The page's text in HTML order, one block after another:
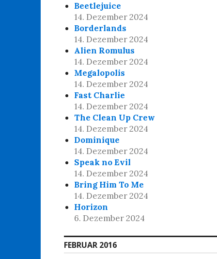
Beetlejuice
14. Dezember 2024
Borderlands
14. Dezember 2024
Alien Romulus
14. Dezember 2024
Megalopolis
14. Dezember 2024
Fast Charlie
14. Dezember 2024
The Clean Up Crew
14. Dezember 2024
Dominique
14. Dezember 2024
Speak no Evil
14. Dezember 2024
Bring Him To Me
14. Dezember 2024
Horizon
6. Dezember 2024
FEBRUAR 2016